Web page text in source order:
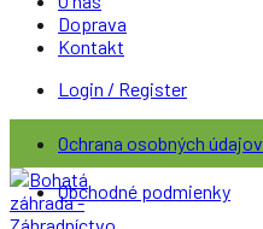
Doprava
Kontakt
Login / Register
Ochrana osobných údajov
Obchodné podmienky